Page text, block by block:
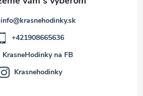
info@krasnehodinky.sk
+421908665636
KrasneHodinky na FB
Krasnehodinky